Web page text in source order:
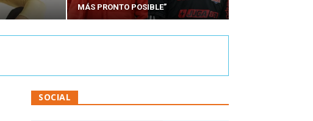
MÁS PRONTO POSIBLE”
SOCIAL